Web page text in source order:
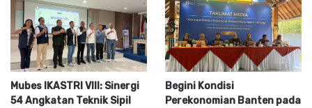
Mubes IKASTRI VIII: Sinergi
54 Angkatan Teknik Sipil
Begini Kondisi
Perekonomian Banten pada